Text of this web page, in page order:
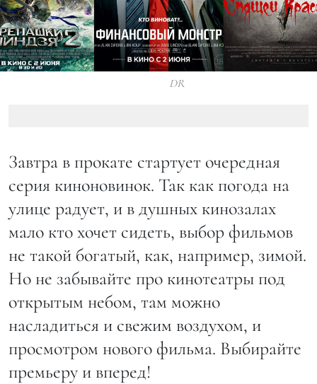
DR
Завтра в прокате стартует очередная
серия киноновинок. Так как погода на
улице радует, и в душных кинозалах
мало кто хочет сидеть, выбор фильмов
не такой богатый, как, например, зимой.
Но не забывайте про кинотеатры под
открытым небом, там можно
насладиться и свежим воздухом, и
просмотром нового фильма. Выбирайте
премьеру и вперед!